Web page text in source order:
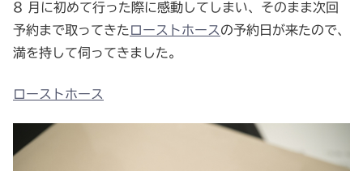
8 月に初めて行った際に感動してしまい、そのまま次回
予約まで取ってきた ローストホースの予約日が来たので、
満を持して伺ってきました。
ローストホース